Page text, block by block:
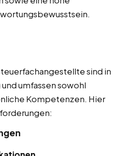
sind in
umfassen sowohl
Kompetenzen. Hier